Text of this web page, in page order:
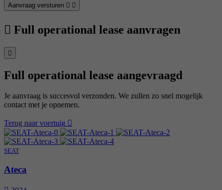
Aanvraag versturen
Full operational lease aanvragen
Full operational lease aangevraagd
Je aanvraag is succesvol verzonden. We zullen zo snel mogelijk
contact met je opnemen.
Terug naar voertuig
SEAT
Ateca